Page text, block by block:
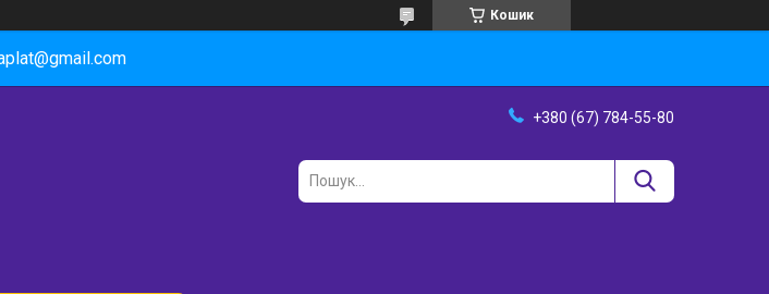
Кошик
+380 (67) 784-55-80